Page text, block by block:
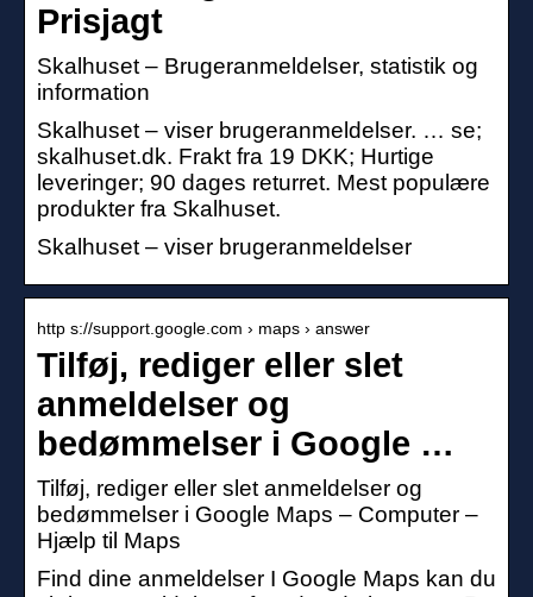
Prisjagt
Skalhuset – Brugeranmeldelser, statistik og
information
Skalhuset – viser brugeranmeldelser. … se;
skalhuset.dk. Frakt fra 19 DKK; Hurtige
leveringer; 90 dages returret. Mest populære
produkter fra Skalhuset.
Skalhuset – viser brugeranmeldelser
http s://support.google.com › maps › answer
Tilføj, rediger eller slet
anmeldelser og
bedømmelser i Google …
Tilføj, rediger eller slet anmeldelser og
bedømmelser i Google Maps – Computer –
Hjælp til Maps
Find dine anmeldelser I Google Maps kan du